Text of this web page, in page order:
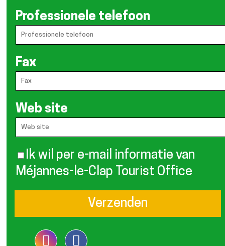
Professionele telefoon
Fax
Web site
Ik wil per e-mail informatie van
Méjannes-le-Clap Tourist Office